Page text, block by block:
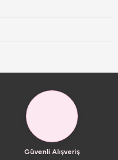
Güvenli Alışveriş